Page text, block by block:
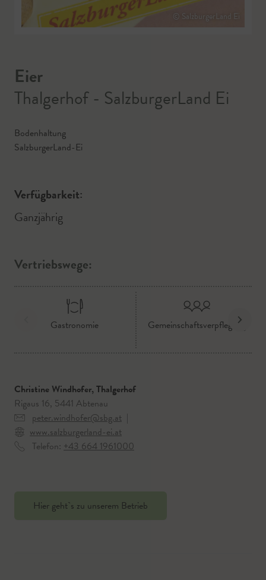
© SalzburgerLand Ei
Eier
Thalgerhof - SalzburgerLand Ei
Bodenhaltung
SalzburgerLand-Ei
Verfügbarkeit:
Ganzjährig
Vertriebswege:
Gastronomie Gemeinschaftsverpflegung
Christine Windhofer, Thalgerhof
Rigaus 16, 5441 Abtenau
peter.windhofer@sbg.at |
www.salzburgerland-ei.at
Telefon: +43 664 1961000
Hier geht`s zu unserem Betrieb